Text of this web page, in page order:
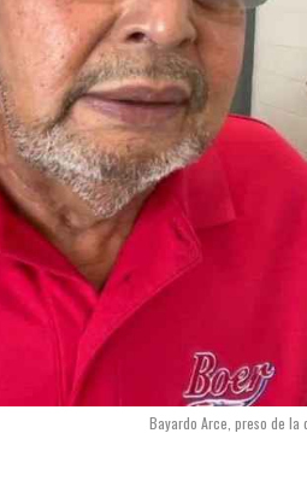
Bayardo Arce, preso de la